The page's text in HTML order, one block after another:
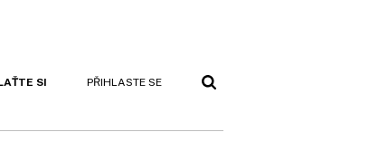
SI PŘIHLASTE SE